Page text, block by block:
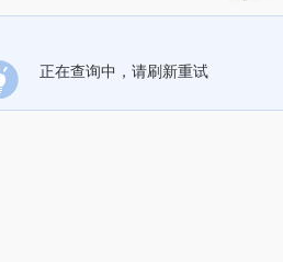
正在查询中，请刷新重试